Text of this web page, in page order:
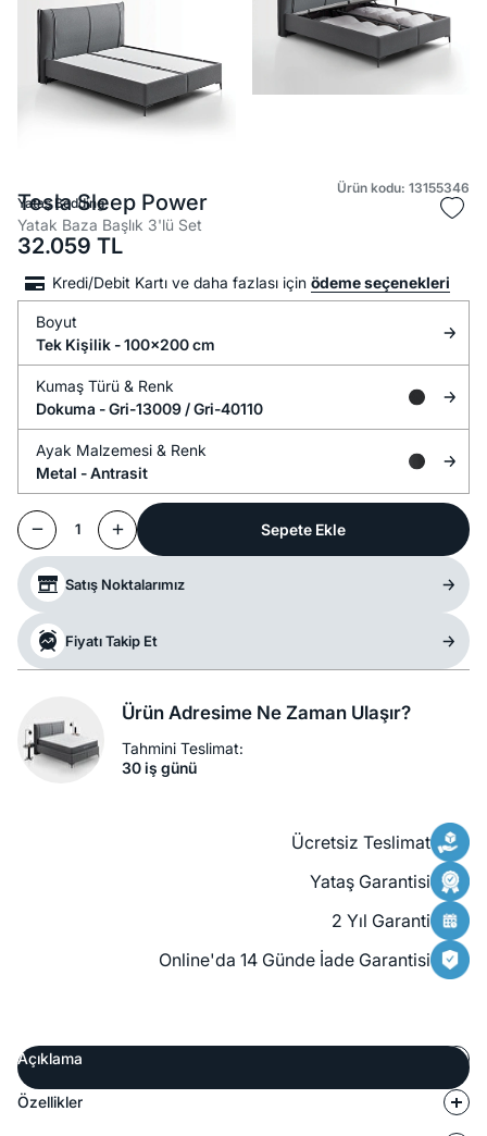
Ürün kodu: 13155346
Yataş Bedding
Tesla Sleep Power
Yatak Baza Başlık 3'lü Set
32.059 TL
Kredi/Debit Kartı ve daha fazlası için ödeme seçenekleri
Boyut
Tek Kişilik - 100x200 cm
Kumaş Türü & Renk
Dokuma -Gri-13009 / Gri-40110
Ayak Malzemesi & Renk
Metal -Antrasit
1 Sepete Ekle
Satış Noktalarımız
Fiyatı Takip Et
Ürün Adresime Ne Zaman Ulaşır?
Tahmini Teslimat:
30 iş günü
Ücretsiz Teslimat
Yataş Garantisi
2 Yıl Garanti
Online'da 14 Günde İade Garantisi
Açıklama
Özellikler